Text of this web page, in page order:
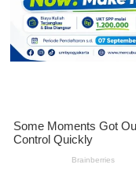
SD
Negeri
1